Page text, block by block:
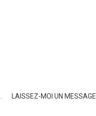
LAISSEZ-MOI UN MESSAGE